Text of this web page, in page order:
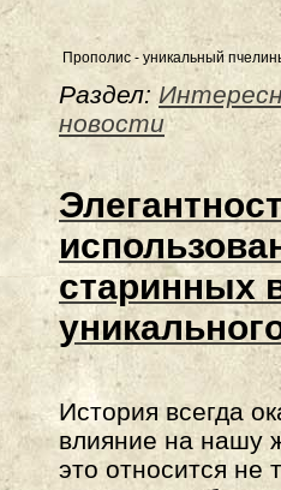
Прополис - уникальный
Раздел:
новости
старинных
История всегда
влияние на нашу
это относится не